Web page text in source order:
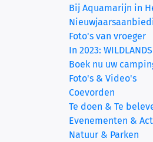
Bij Aquamarijn in
Foto's van vroeger
In 2023:
Boek nu uw
Foto's & Video's
Coevorden
Te doen & Te
Evenementen &
Natuur & Parken